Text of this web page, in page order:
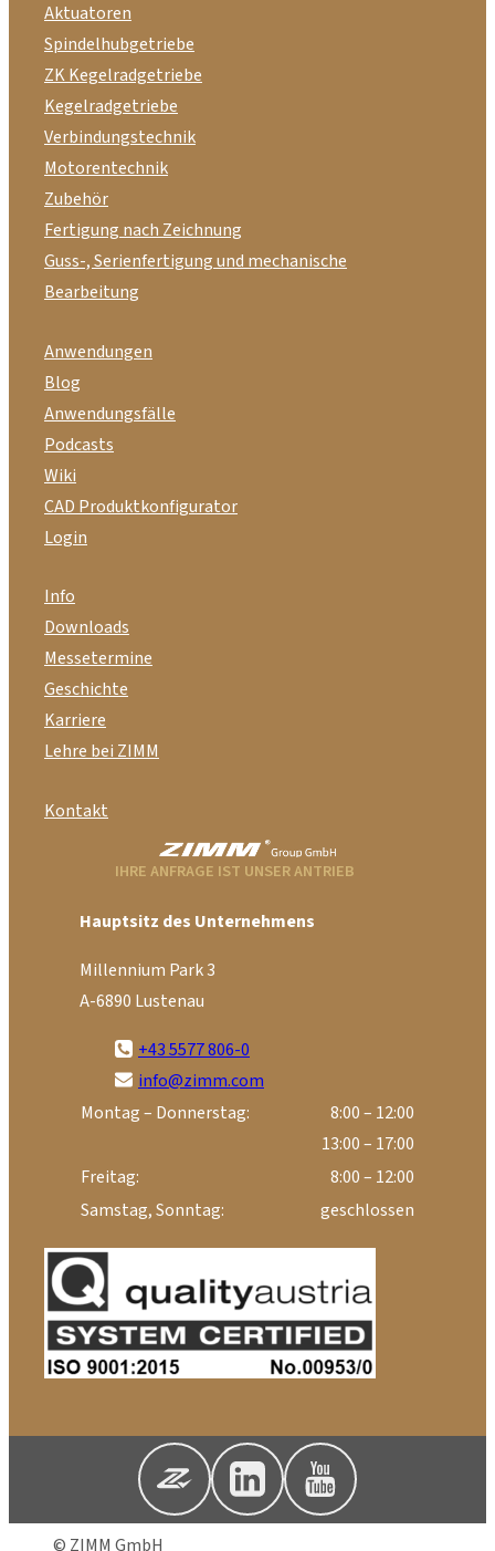
Aktuatoren
Spindelhubgetriebe
ZK Kegelradgetriebe
Kegelradgetriebe
Verbindungstechnik
Motorentechnik
Zubehör
Fertigung nach Zeichnung
Guss-, Serienfertigung und mechanische
Bearbeitung
Anwendungen
Blog
Anwendungsfälle
Podcasts
Wiki
CAD Produktkonfigurator
Login
Info
Downloads
Messetermine
Geschichte
Karriere
Lehre bei ZIMM
Kontakt
IHRE ANFRAGE IST UNSER ANTRIEB
Hauptsitz des Unternehmens
Millennium Park 3
A-6890 Lustenau
+43 5577 806-0
info@zimm.com
Montag – Donnerstag:
8:00 – 12:00
13:00 – 17:00
Freitag:
8:00 – 12:00
Samstag, Sonntag:
geschlossen
© ZIMM GmbH